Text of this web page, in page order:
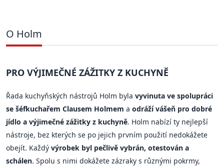
O Holm
PRO VÝJIMEČNÉ ZÁŽITKY Z KUCHYNĚ
Řada kuchyňských nástrojů Holm byla vyvinuta ve spolupráci
se šéfkuchařem Clausem Holmem a odráží vášeň pro dobré
jídlo a výjimečné zážitky z kuchyně. Holm nabízí ty nejlepší
nástroje, bez kterých se po jejich prvním použití nedokážete
obejít. Každý výrobek byl pečlivě vybrán, otestován a
schálen. Spolu s nimi dokážete zázraky s různými pokrmy,